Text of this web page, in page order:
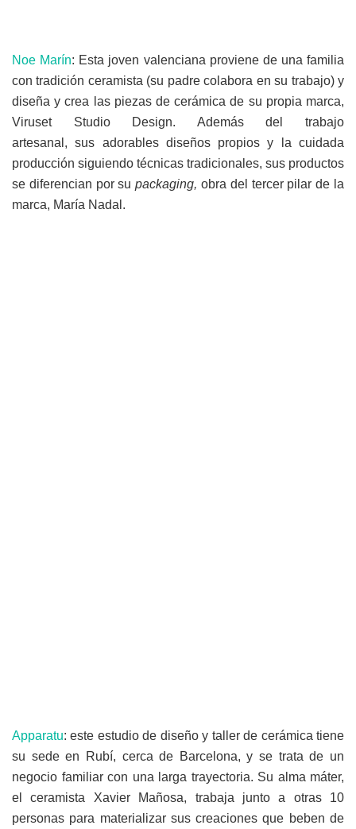
Noe Marín: Esta joven valenciana proviene de una familia
con tradición ceramista (su padre colabora en su trabajo) y
diseña y crea las piezas de cerámica de su propia marca,
Viruset Studio Design. Además del trabajo
artesanal, sus adorables diseños propios y la cuidada
producción siguiendo técnicas tradicionales, sus productos
se diferencian por supackaging,obra del tercer pilar de la
marca, María Nadal.
Apparatu: este estudio de diseño y taller de cerámica tiene
su sede en Rubí, cerca de Barcelona, y se trata de un
negocio familiar con una larga trayectoria. Su alma máter,
el ceramista Xavier Mañosa, trabaja junto a otras 10
personas para materializar sus creaciones que beben de